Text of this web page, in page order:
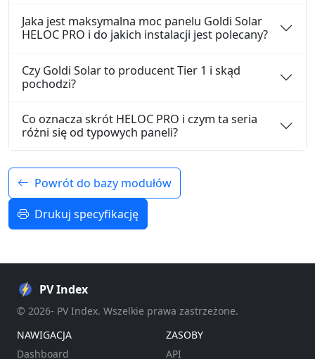
Jaka jest maksymalna moc panelu Goldi Solar
HELOC PRO i do jakich instalacji jest polecany?
Czy Goldi Solar to producent Tier 1 i skąd
pochodzi?
Co oznacza skrót HELOC PRO i czym ta seria
różni się od typowych paneli?
Powrót do bazy modułów
Drukuj specyfikację
PV Index
© 2026- PV Index. Wszelkie prawa zastrzeżone.
NAWIGACJA
Dashboard
ZASOBY
API